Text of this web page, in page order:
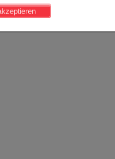
noch ansprechender
unsere Seite an bevorzugte
optimieren können, den Inhalt